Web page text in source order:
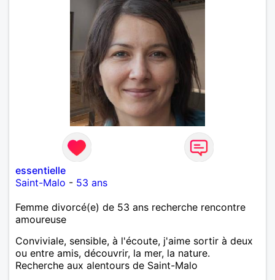
essentielle
Saint-Malo - 53 ans
Femme divorcé(e) de 53 ans recherche rencontre
amoureuse
Conviviale, sensible, à l'écoute, j'aime sortir à deux
ou entre amis, découvrir, la mer, la nature.
Recherche aux alentours de Saint-Malo